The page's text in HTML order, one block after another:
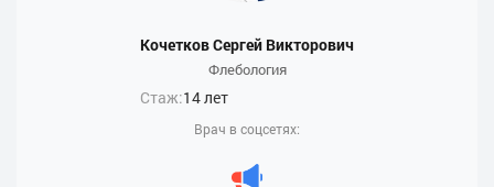
Кочетков Сергей Викторович
Флебология
Стаж:14 лет
Врач в соцсетях: